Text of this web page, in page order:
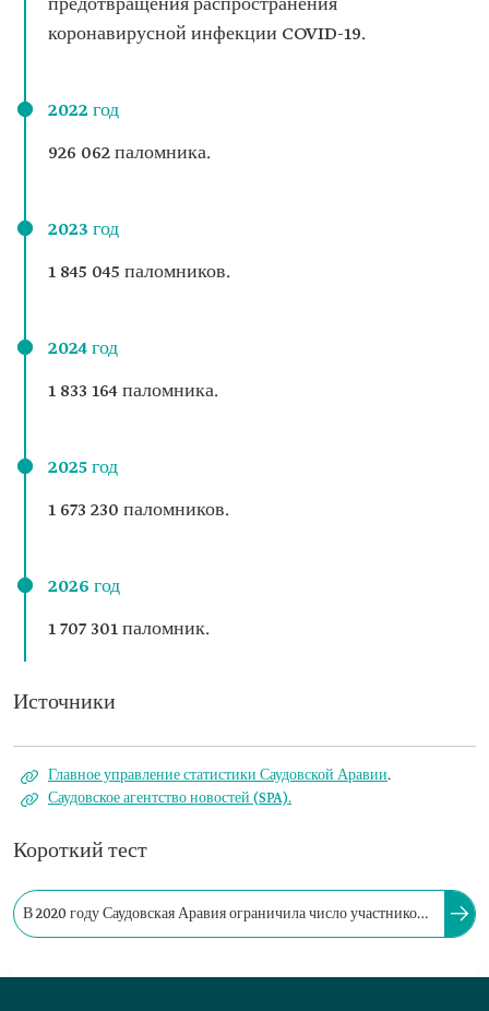
предотвращения распространения
коронавирусной инфекции COVID-19.
2022 год
926 062 паломника.
2023 год
1 845 045 паломников.
2024 год
1 833 164 паломника.
2025 год
1 673 230 паломников.
2026 год
1 707 301 паломник.
Источники
Главное управление статистики Саудовской Аравии.
Саудовское агентство новостей (SPA).
Короткий тест
В 2020 году Саудовская Аравия ограничила число участников